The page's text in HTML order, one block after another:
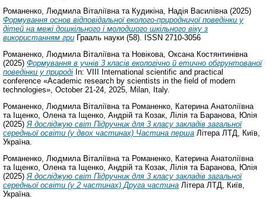
Романенко, Людмила Віталіївната Кудикіна, Надія Василівна(2025)
Формування основ відповідальної еколого-природничої поведінки у
дітей на межі дошкільного і молодшого шкільного віку з
використанням гри Грааль науки (58). ISSN 2710-3056
Романенко, Людмила Віталіївната Новікова, Оксана Костянтинівна
(2025) Формування в учнів 3 класів екологічно й етично обгрунтованої
поведінки у природі In: VIII International scientific and practical
conference «Academic research by scientists in the field of modern
technologies», October 21-24, 2025, Milan, Italy.
Романенко, Людмила Віталіївна та Романенко, Катерина Анатоліївна
та Іщенко, Олена та Іщенко, Андрій та Козак, Лілія та Баранова, Юлія
(2025) Я досліджую світ Підручник для 3 класу закладів загальної
середньої освіти (у двох частинах) Частина перша Літера ЛТД, Київ,
Україна.
Романенко, Людмила Віталіївна та Романенко, Катерина Анатоліївна
та Іщенко, Олена та Іщенко, Андрій та Козак, Лілія та Баранова, Юлія
(2025) Я досліджую світ Підручник для 3 класу закладів загальної
середньої освіти (у 2 частинах) Друга частина Літера ЛТД, Київ,
Україна.